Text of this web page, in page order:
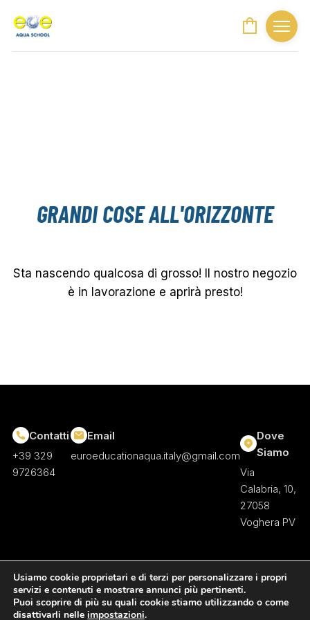
GRANDI COSE ALL'ORIZZONTE
Sta nascendo qualcosa di grosso! Il nostro negozio
è in lavorazione e aprirà presto!
Contatti
+39 329
9726364
Email
euroeducationaqua.italy@gmail.com
Dove
Siamo
Via
Calabria, 10,
27058
Voghera PV
Usiamo cookie proprietari e di terzi per personalizzare i propri
servizi e contenuti e mostrare annunci più pertinenti.
Puoi scoprire di più su quali cookie stiamo utilizzando o come
disattivarli nelle impostazioni.